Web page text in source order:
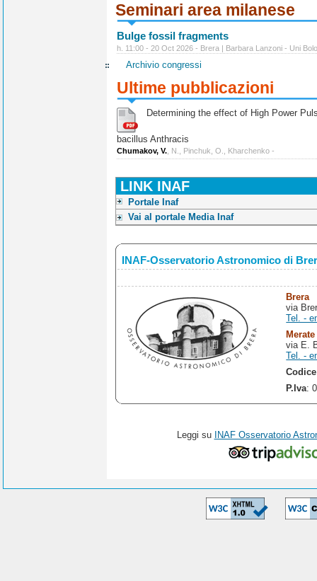
Seminari area milanese
Bulge fossil fragments
h. 11:00 - 20 Oct 2026 - Brera | Barbara Lanzoni - Uni
Archivio congressi
Ultime pubblicazioni
Determining the effect of High Power
bacillus Anthracis
Chumakov, V. , N., Pinchuk, O., Kharchenko -
LINK INAF
Portale Inaf
Vai al portale Media Inaf
INAF-Osservatorio Astronomico di
Brera
via
Tel. -
Merate
via E.
Tel. -
P.Iva:
Leggi su INAF Osservatorio